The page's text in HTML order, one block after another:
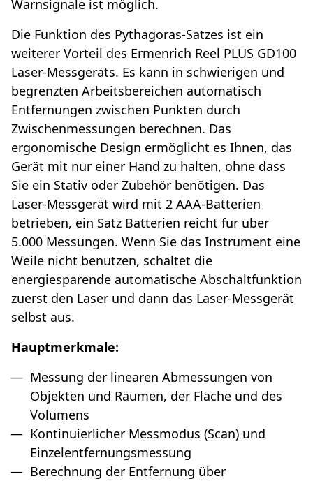
Warnsignale ist möglich.
Die Funktion des Pythagoras-Satzes ist ein
weiterer Vorteil des Ermenrich Reel PLUS GD100
Laser-Messgeräts. Es kann in schwierigen und
begrenzten Arbeitsbereichen automatisch
Entfernungen zwischen Punkten durch
Zwischenmessungen berechnen. Das
ergonomische Design ermöglicht es Ihnen, das
Gerät mit nur einer Hand zu halten, ohne dass
Sie ein Stativ oder Zubehör benötigen. Das
Laser-Messgerät wird mit 2 AAA-Batterien
betrieben, ein Satz Batterien reicht für über
5.000 Messungen. Wenn Sie das Instrument eine
Weile nicht benutzen, schaltet die
energiesparende automatische Abschaltfunktion
zuerst den Laser und dann das Laser-Messgerät
selbst aus.
Hauptmerkmale:
Messung der linearen Abmessungen von
Objekten und Räumen, der Fläche und des
Volumens
Kontinuierlicher Messmodus (Scan) und
Einzelentfernungsmessung
Berechnung der Entfernung über